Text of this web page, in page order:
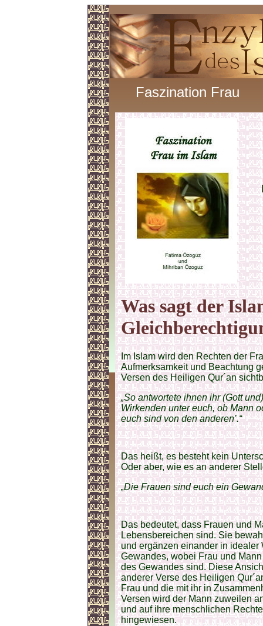
Faszination Frau
Was sagt der
Im Islam wird den Rechten der
Aufmerksamkeit und Beachtung
Versen des Heiligen Qur´an
„So antwortete ihnen ihr (Gott
Wirkenden unter euch, ob Mann
euch sind von den anderen’.“
Das heißt, es besteht kein
Oder aber, wie es an anderer
„Die Frauen sind euch ein
Das bedeutet, dass Frauen und
Lebensbereichen sind. Sie
und ergänzen einander in idealer
Gewandes, wobei Frau und
des Gewandes sind. Diese
anderer Verse des Heiligen
Frau und die mit ihr in
Versen wird der Mann zuweilen
und auf ihre menschlichen
hingewiesen.